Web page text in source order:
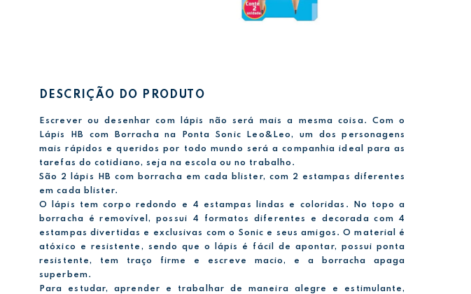
DESCRIÇÃO DO PRODUTO
Escrever ou desenhar com lápis não será mais a mesma coisa. Com o
Lápis HB com Borracha na Ponta Sonic Leo&Leo, um dos personagens
mais rápidos e queridos por todo mundo será a companhia ideal para as
tarefas do cotidiano, seja na escola ou no trabalho.
São 2 lápis HB com borracha em cada blister, com 2 estampas diferentes
em cada blister.
O lápis tem corpo redondo e 4 estampas lindas e coloridas. No topo a
borracha é removível, possui 4 formatos diferentes e decorada com 4
estampas divertidas e exclusivas com o Sonic e seus amigos. O material é
atóxico e resistente, sendo que o lápis é fácil de apontar, possui ponta
resistente, tem traço firme e escreve macio, e a borracha apaga
superbem.
Para estudar, aprender e trabalhar de maneira alegre e estimulante,